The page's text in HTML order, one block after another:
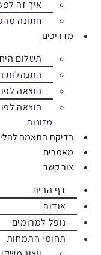
איך זה
חתונה
מדריכים
תשלום
התנהלות
הוצאה
הוצאה
מזונות
בדיקת התאמה
מאמרים
צור קשר
דף הבית
אודות
נופל למרומים
תחומי התמחות